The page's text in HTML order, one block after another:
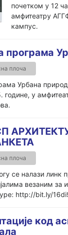
почетком у 12
амфитеатру
кампус.
програма
плоча
Урбана
године, у
плоча
се налази линк
везаним за
http://bit.ly/
код